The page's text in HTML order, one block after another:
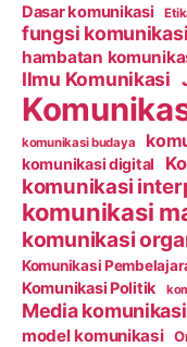
Dasar komunikasi
fungsi komunikasi
hambatan
Ilmu Komunikasi
komunikasi budaya
komunikasi digital
komunikasi
komunikasi
komunikasi
Komunikasi
Komunikasi Politik
Media komunikasi
model komunikasi